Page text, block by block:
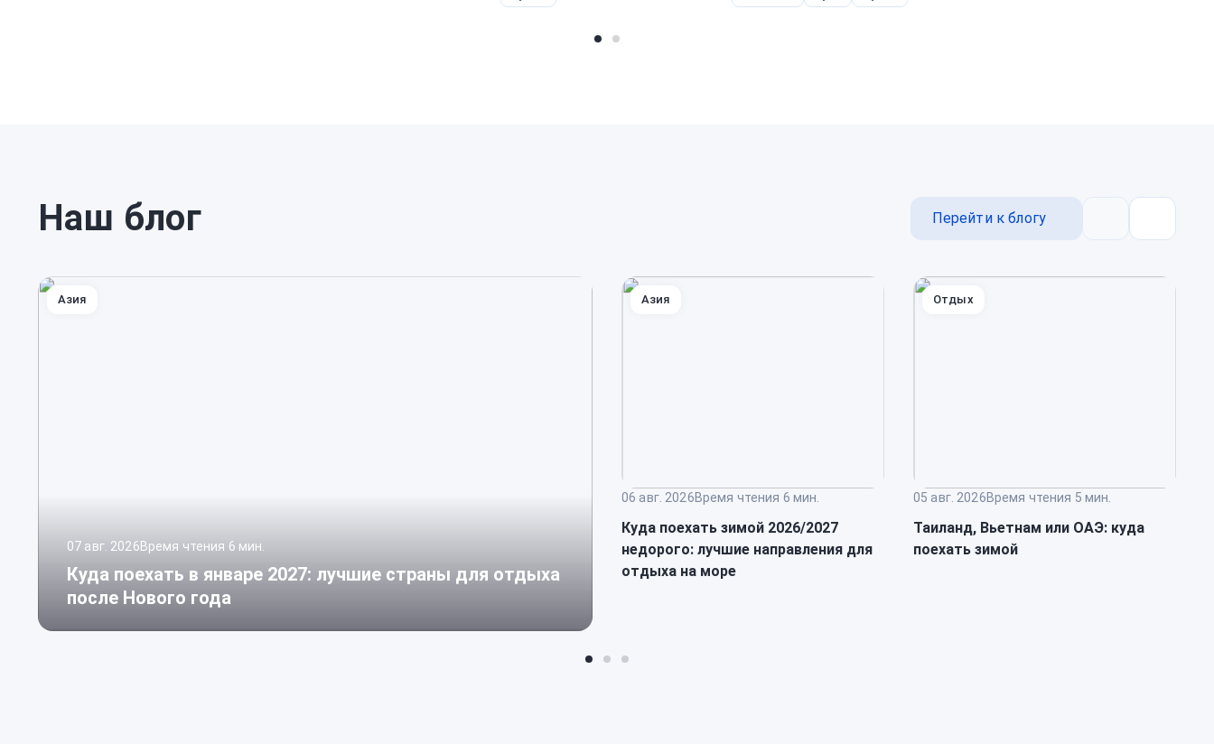
Наш блог Перейти к блогу
07 авг. 2026Время чтения 6 мин.
Куда поехать в январе 2027: лучшие страны для отдыха
после Нового года
Азия
06 авг. 2026Время чтения 6 мин.
Куда поехать зимой 2026/2027
недорого: лучшие направления для
отдыха на море
Азия
05 авг. 2026Время чтения 5 мин.
Таиланд, Вьетнам или ОАЭ: куда
поехать зимой
Отдых